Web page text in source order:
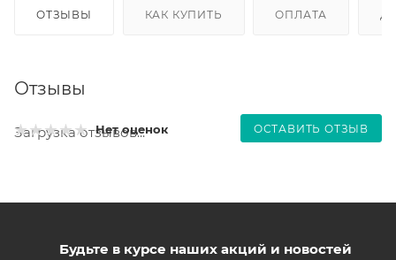
ОТЗЫВЫ КАК КУПИТЬ ОПЛАТА
Отзывы
Нет оценок ОСТАВИТЬ ОТЗЫВ
Загрузка отзывов...
Будьте в курсе наших акций и новостей